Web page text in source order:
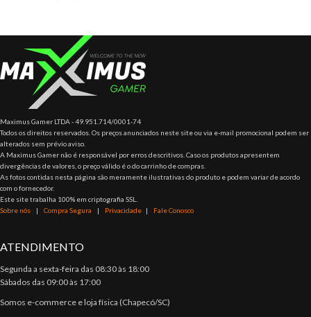
Maximus Gamer LTDA - 49.951.714/0001-74
Todos os direitos reservados. Os preços anunciados neste site ou via e-mail promocional podem ser
alterados sem prévio aviso.
A Maximus Gamer não é responsável por erros descritivos. Caso os produtos apresentem
divergências de valores, o preço válido é o do carrinho de compras.
As fotos contidas nesta página são meramente ilustrativas do produto e podem variar de acordo
com o fornecedor.
Este site trabalha 100% em criptografia SSL.
Sobre nós | Compra Segura | Privacidade | Fale Conosco
ATENDIMENTO
Segunda a sexta-feira das 08:30 às 18:00
Sábados das 09:00 às 17:00
Somos e-commerce e loja física (Chapecó/SC)